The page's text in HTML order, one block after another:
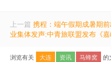
上一篇 携程：端午假期成暑期前
业集体发声:中青旅联盟发布《嘉
浏览有关 大连 资讯 马蜂窝 的